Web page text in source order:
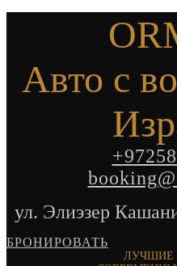
Авто с
ул. Элиэзер
БРОНИРОВАТЬ
ЛУЧШИЕ